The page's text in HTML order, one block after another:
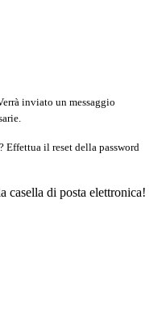
inviato un messaggio
Effettua il reset della password
casella di posta elettronica!